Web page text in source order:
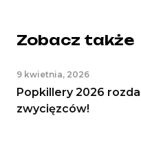
Zobacz także
9 kwietnia, 2026
Popkillery 2026
zwycięzców!